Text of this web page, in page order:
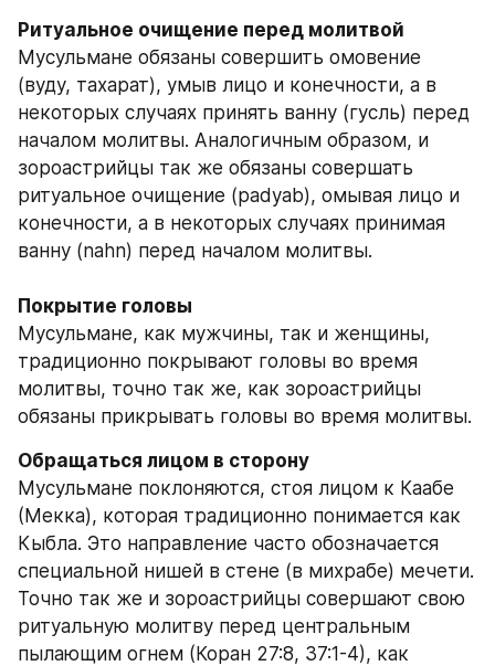
Мусульмане обязаны совершить омовение
(вуду, тахарат), умыв лицо и конечности, а в
некоторых случаях принять ванну (гусль) перед
началом молитвы. Аналогичным образом, и
зороастрийцы так же обязаны совершать
ритуальное очищение (padyab), омывая лицо и
конечности, а в некоторых случаях принимая
ванну (nahn) перед началом молитвы.
Мусульмане, как мужчины, так и женщины,
традиционно покрывают головы во время
молитвы, точно так же, как зороастрийцы
обязаны прикрывать головы во время молитвы.
Мусульмане поклоняются, стоя лицом к Каабе
(Мекка), которая традиционно понимается как
Кыбла. Это направление часто обозначается
специальной нишей в стене (в михрабе) мечети.
Точно так же и зороастрийцы совершают свою
ритуальную молитву перед центральным
пылающим огнем (Коран 27:8, 37:1-4), как